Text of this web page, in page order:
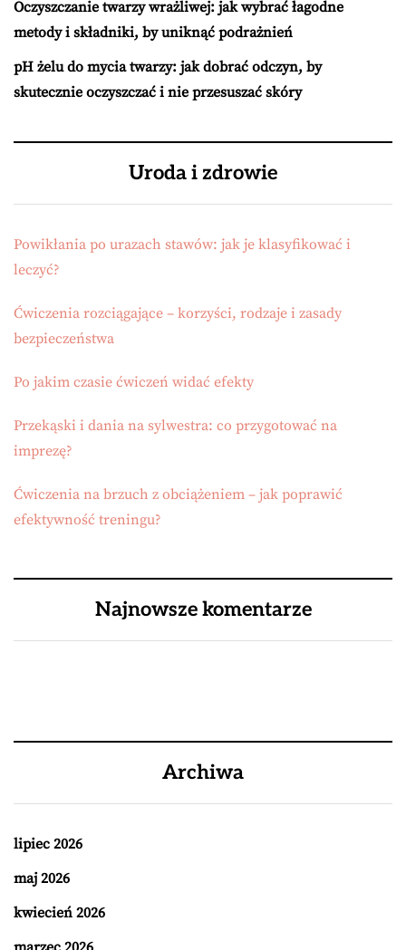
Oczyszczanie twarzy wrażliwej: jak wybrać łagodne
metody i składniki, by uniknąć podrażnień
pH żelu do mycia twarzy: jak dobrać odczyn, by
skutecznie oczyszczać i nie przesuszać skóry
Uroda i zdrowie
Powikłania po urazach stawów: jak je klasyfikować i
leczyć?
Ćwiczenia rozciągające – korzyści, rodzaje i zasady
bezpieczeństwa
Po jakim czasie ćwiczeń widać efekty
Przekąski i dania na sylwestra: co przygotować na
imprezę?
Ćwiczenia na brzuch z obciążeniem – jak poprawić
efektywność treningu?
Najnowsze komentarze
Archiwa
lipiec 2026
maj 2026
kwiecień 2026